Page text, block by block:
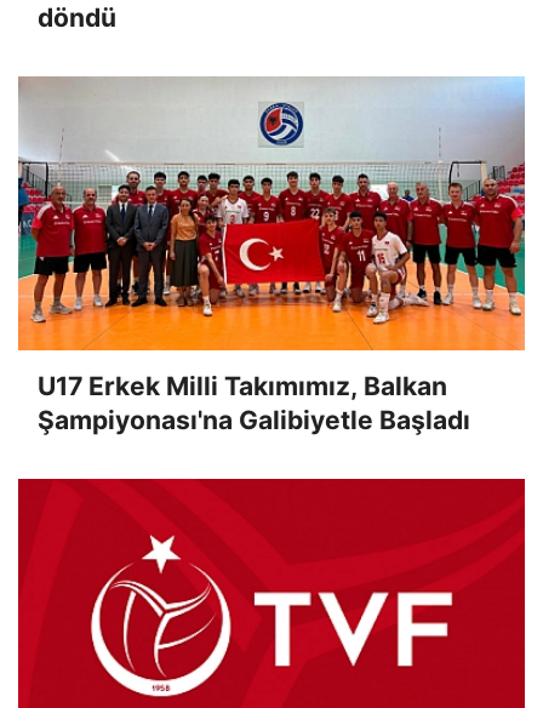
döndü
U17 Erkek Milli Takımımız, Balkan
Şampiyonası'na Galibiyetle Başladı